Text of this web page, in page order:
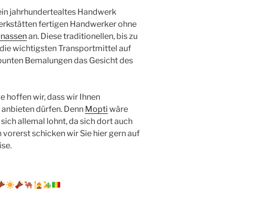
jahrhundertealtes Handwerk
fertigen Handwerker ohne
an. Diese traditionellen, bis zu
wichtigsten Transportmittel auf
Bemalungen das Gesicht des
hoffen wir, dass wir Ihnen
dürfen. Denn Mopti wäre
allemal lohnt, da sich dort auch
schicken wir Sie hier gern auf